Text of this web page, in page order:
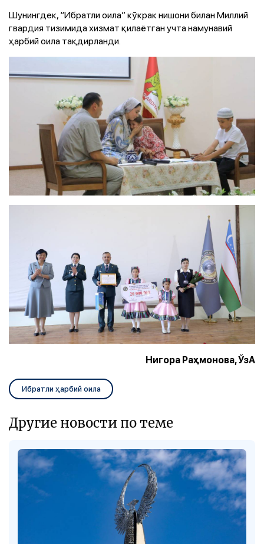
Шунингдек, “Ибратли оила” кўкрак нишони билан Миллий
гвардия тизимида хизмат қилаётган учта намунавий
ҳарбий оила тақдирланди.
Нигора Раҳмонова, ЎзА
Ибратли ҳарбий оила
Другие новости по теме